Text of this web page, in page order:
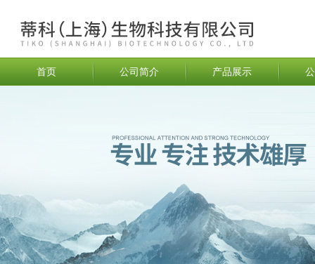
首页 公司简介 产品展示